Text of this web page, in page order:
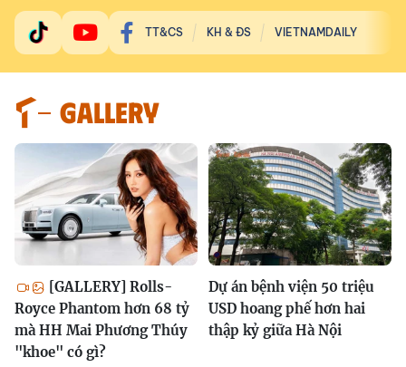
TT&CS KH & ĐS VIETNAMDAILY
GALLERY
[GALLERY] Rolls-
Royce Phantom hơn 68 tỷ
mà HH Mai Phương Thúy
"khoe" có gì?
Dự án bệnh viện 50 triệu
USD hoang phế hơn hai
thập kỷ giữa Hà Nội